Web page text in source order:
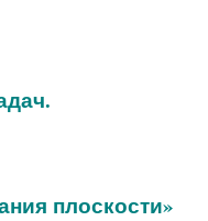
плоскости»